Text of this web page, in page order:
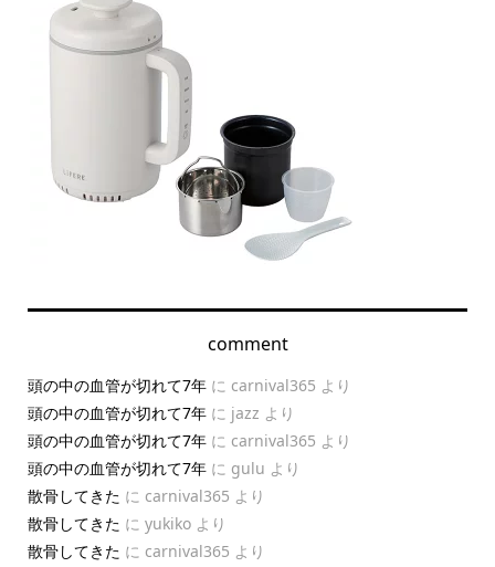
comment
頭の中の血管が切れて7年に carnival365 より
頭の中の血管が切れて7年に jazz より
頭の中の血管が切れて7年に carnival365 より
頭の中の血管が切れて7年に gulu より
散骨してきた に carnival365 より
散骨してきた に yukikoより
散骨してきた に carnival365 より